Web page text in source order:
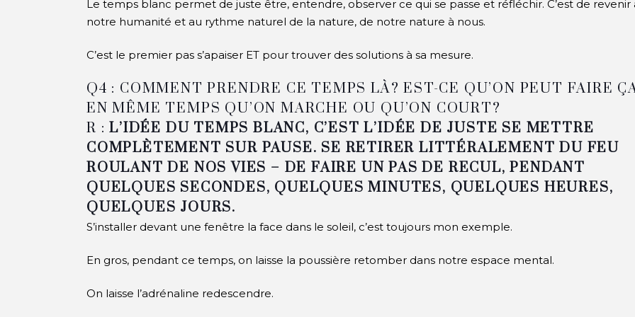
Le temps blanc permet de juste être, entendre, observer ce qui se passe et réfléchir. C’est de revenir
notre humanité et au rythme naturel de la nature, de notre nature à nous.
C’est le premier pas s’apaiser ET pour trouver des solutions à sa mesure.
Q4 : COMMENT PRENDRE CE TEMPS LÀ? EST-CE QU’ON PEUT FAIRE
EN MÊME TEMPS QU’ON MARCHE OU QU’ON COURT?
R :L’IDÉE DU TEMPS BLANC, C’EST L’IDÉE DE JUSTE SE METTRE
COMPLÈTEMENT SUR PAUSE. SE RETIRER LITTÉRALEMENT DU FEU
ROULANT DE NOS VIES – DE FAIRE UN PAS DE RECUL, PENDANT
QUELQUES SECONDES, QUELQUES MINUTES, QUELQUES HEURES,
QUELQUES JOURS.
S’installer devant une fenêtre la face dans le soleil, c’est toujours mon exemple.
En gros, pendant ce temps, on laisse la poussière retomber dans notre espace mental.
On laisse l’adrénaline redescendre.